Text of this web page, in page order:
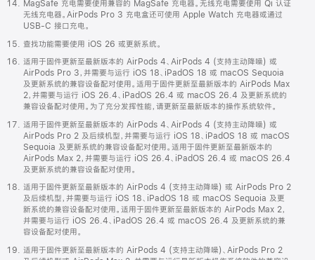
MagSafe 充电需要使用兼容的 MagSafe 充电器。无线充电需要使用 Qi 认证
无线充电器。AirPods Pro 3 充电盒还可使用 Apple Watch 充电器或通过
USB-C 接口充电。
查找功能需要使用 iOS 26 或更新系统。
适用于固件更新至最新版本的 AirPods 4、AirPods 4 (支持主动降噪) 或
AirPods Pro 3，并需要与运行 iOS 18、iPadOS 18 或 macOS Sequoia
及更新系统的兼容设备配对使用。适用于固件更新至最新版本的 AirPods Max
2，并需要与运行 iOS 26.4、iPadOS 26.4 或 macOS 26.4 及更新系统的
兼容设备配对使用。为了充分发挥性能，请更新至最新版本的操作系统软件。
适用于固件更新至最新版本的 AirPods 4、AirPods 4 (支持主动降噪) 或
AirPods Pro 2 及后续机型，并需要与运行 iOS 18、iPadOS 18 或 macOS
Sequoia 及更新系统的兼容设备配对使用。适用于固件更新至最新版本的
AirPods Max 2，并需要与运行 iOS 26.4、iPadOS 26.4 或 macOS 26.4
及更新系统的兼容设备配对使用。
适用于固件更新至最新版本的 AirPods 4 (支持主动降噪) 或 AirPods Pro 2
及后续机型，并需要与运行 iOS 18、iPadOS 18 或 macOS Sequoia 及更
新系统的兼容设备配对使用。适用于固件更新至最新版本的 AirPods Max 2，
并需要与运行 iOS 26.4、iPadOS 26.4 或 macOS 26.4 及更新系统的兼
容设备配对使用。
适用于固件更新至最新版本的 AirPods 4 (支持主动降噪)、AirPods Pro 2